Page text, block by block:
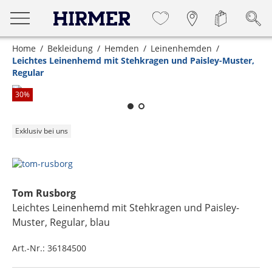
Home Bekleidung Hemden
Leinenhemden
Leichtes Leinenhemd mit Stehkragen und Paisley-Muster,
Regular
30%
Exklusiv bei uns
Tom Rusborg
Leichtes Leinenhemd mit Stehkragen und Paisley-
Muster, Regular, blau
Art.-Nr.: 36184500